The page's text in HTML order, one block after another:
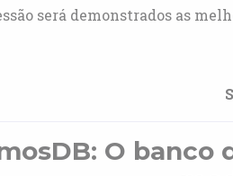
será demonstrados as
O